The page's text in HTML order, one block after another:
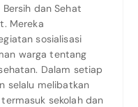
dan Sehat
Mereka
sosialisasi
warga tentang
Dalam setiap
selalu melibatkan
sekolah dan